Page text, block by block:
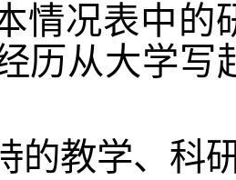
情况表中的
历从大学写
的教学、科